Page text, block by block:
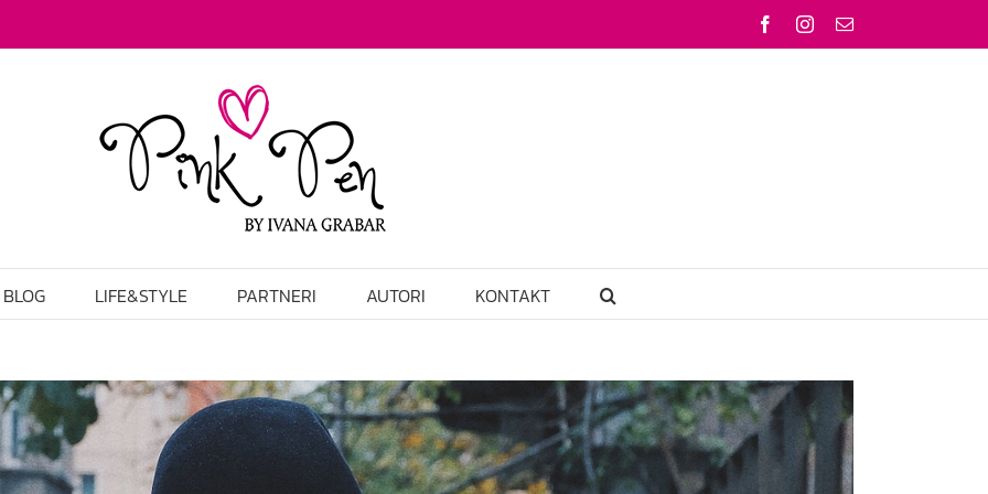
FacebookInstagram
Email
BLOG LIFE&STYLE PARTNERI AUTORI KONTAKT